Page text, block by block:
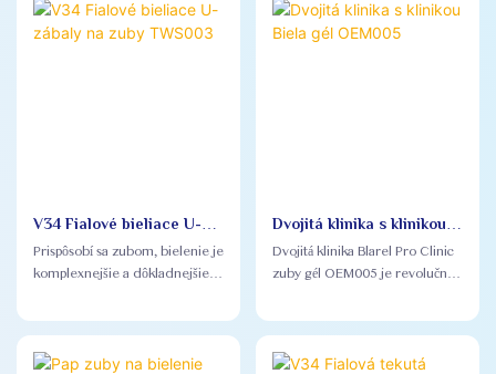
V34 Fialové bieliace U-
zábaly na zuby TWS003
Prispôsobí sa zubom, bielenie je
komplexnejšie a dôkladnejšie:
využívajú profesionálny dizajn
ústneho inžinierstva, ktorý sa
dokáže prispôsobiť ďasnám
Dvojitá klinika s klinikou
Biela gél OEM005
Dvojitá klinika Blarel Pro Clinic
zuby gél OEM005 je revolučný
gél. S vopred zabaleným a
molekulárnym prenikajúcim
útokom na molekulárnu úroveň